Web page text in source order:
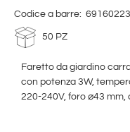
Codice a barre:
50 PZ
Faretto da giardino
con potenza 3W,
220-240V, foro ⌀43